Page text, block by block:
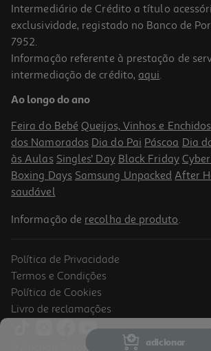
adicionar
-50%
Bifidus Danone Activia Líquido Lima E Limão 0%
2.89 €/Kg
1,79 €
Promoção
-50%
Bifidus Danone Activia Líquido Frutos Silvestres
Intermediário de Crédito a título
exclusividade, registado no Banco de
7952.
Informação referente à prestação de
intermediação de crédito, aqui.
Ao longo do ano
Feira do Bebé Queijos, Vinhos e Enchidos
dos Namorados Dia do Pai Páscoa Dia
às Aulas Singles' Day Black Friday
Boxing Days Samsung Unpacked After
saudável
Informação de recolha de produto.
Política de Privacidade
Termos e Condições
Política de Cookies
Livro de reclamações
© Auchan Retail Portugal